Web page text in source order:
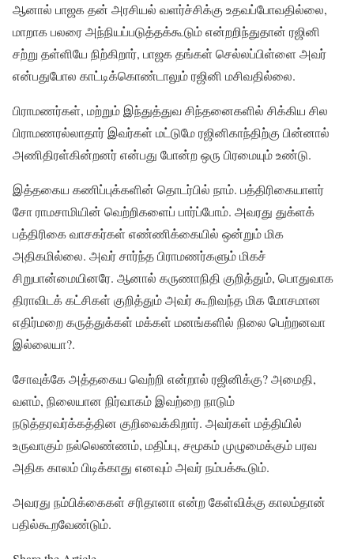
ஆனால் பாஜக தன் அரசியல் வளர்ச்சிக்கு உதவப்போவதில்லை,
மாறாக பலரை அந்நியப்படுத்தக்கூடும் என்றறிந்துதான் ரஜினி
சற்று தள்ளியே நிற்கிறார், பாஜக தங்கள் செல்லப்பிள்ளை அவர்
என்பதுபோல காட்டிக்கொண்டாலும் ரஜினி மசிவதில்லை.
பிராமணர்கள், மற்றும் இந்துத்துவ சிந்தனைகளில் சிக்கிய சில
பிராமணரல்லாதார் இவர்கள் மட்டுமே ரஜினிகாந்திற்கு பின்னால்
அணிதிரள்கின்றனர் என்பது போன்ற ஒரு பிரமையும் உண்டு.
இத்தகைய கணிப்புக்களின் தொடர்பில் நாம். பத்திரிகையாளர்
சோ ராமசாமியின் வெற்றிகளைப் பார்ப்போம். அவரது துக்ளக்
பத்திரிகை வாசகர்கள் எண்ணிக்கையில் ஒன்றும் மிக
அதிகமில்லை. அவர் சார்ந்த பிராமணர்களும் மிகச்
சிறுபான்மையினரே. ஆனால் கருணாநிதி குறித்தும், பொதுவாக
திராவிடக் கட்சிகள் குறித்தும் அவர் கூறிவந்த மிக மோசமான
எதிர்மறை கருத்துக்கள் மக்கள் மனங்களில் நிலை பெற்றனவா
இல்லையா?.
சோவுக்கே அத்தகைய வெற்றி என்றால் ரஜினிக்கு? அமைதி,
வளம், நிலையான நிர்வாகம் இவற்றை நாடும்
நடுத்தரவர்க்கத்தின குறிவைக்கிறார். அவர்கள் மத்தியில்
உருவாகும் நல்லெண்ணம், மதிப்பு, சமூகம் முழுமைக்கும் பரவ
அதிக காலம் பிடிக்காது எனவும் அவர் நம்பக்கூடும்.
அவரது நம்பிக்கைகள் சரிதானா என்ற கேள்விக்கு காலம்தான்
பதில்கூறவேண்டும்.